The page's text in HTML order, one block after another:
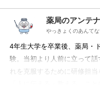
薬局のアンテ
やっきょくのあんて
4年生大学を卒業後、薬局・
験。当初より人前に立って
れを克服するために研修担
「人に伝える・教える」こ